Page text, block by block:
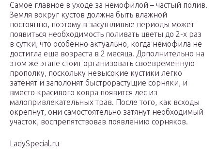
Самое главное в уходе за немофилой – частый полив.
Земля вокруг кустов должна быть влажной
постоянно, поэтому в засушливые периоды может
появиться необходимость поливать цветы до 2-х раз
в сутки, что особенно актуально, когда немофила не
достигла еще возраста в 2 месяца. Дополнительно на
этом же этапе стоит организовать своевременную
прополку, поскольку невысокие кустики легко
затенят и заполонят быстрорастущие сорняки, и
вместо красивого ковра появится лес из
малопривлекательных трав. После того, как всходы
окрепнут, они самостоятельно затянут необходимый
участок, воспрепятствовав появлению сорняков.
LadySpecial.ru